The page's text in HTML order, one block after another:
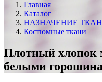
Главная
Каталог
НАЗНАЧЕНИЕ
Костюмные ткани
Плотный хлопок
белыми